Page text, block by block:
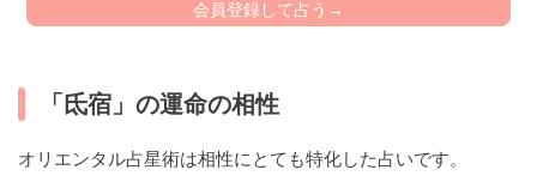
会員登録して占う→
「氐宿」の運命の相性
オリエンタル占星術は相性にとても特化した占いです。